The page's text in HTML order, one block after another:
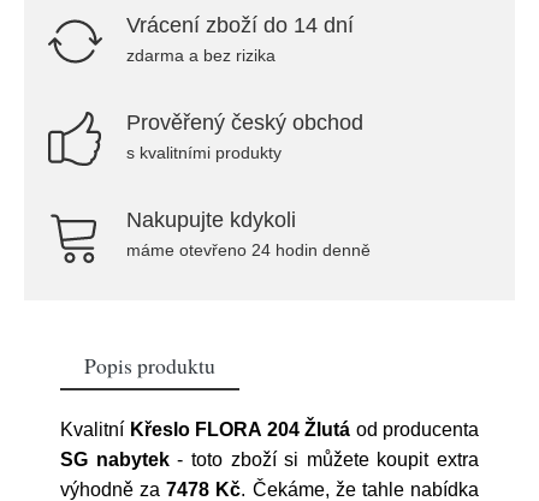
Vrácení zboží do 14 dní
zdarma a bez rizika
Prověřený český obchod
s kvalitními produkty
Nakupujte kdykoli
máme otevřeno 24 hodin denně
Popis produktu
Kvalitní Křeslo FLORA 204 Žlutá od producenta
SG nabytek- toto zboží si můžete koupit extra
výhodně za7478 Kč. Čekáme, že tahle nabídka